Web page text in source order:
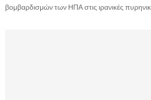
βομβαρδισμών των ΗΠΑ στις ιρανικές